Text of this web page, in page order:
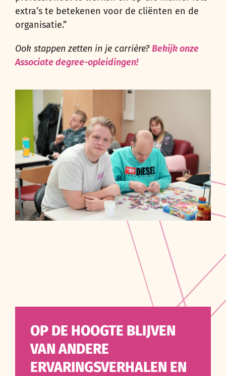
extra’s te betekenen voor de cliënten en de
organisatie.”
Ook stappen zetten in je carrière?Bekijk onze
Associate degree-opleidingen!
OP DE HOOGTE BLIJVEN
VAN ANDERE
ERVARINGSVERHALEN EN